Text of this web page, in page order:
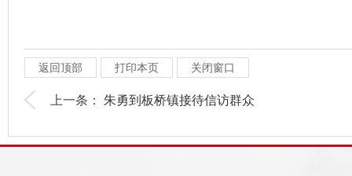
返回顶部 打印本页 关闭窗口
上一条： 朱勇到板桥镇接待信访群众